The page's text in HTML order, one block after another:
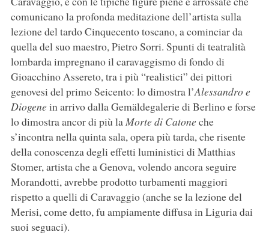
comunicano la profonda meditazione dell’artista sulla
lezione del tardo Cinquecento toscano, a cominciar da
quella del suo maestro, Pietro Sorri. Spunti di teatralità
lombarda impregnano il caravaggismo di fondo di
Gioacchino Assereto, tra i più “realistici” dei pittori
genovesi del primo Seicento: lo dimostra l’Alessandro e
Diogenein arrivo dalla Gemäldegalerie di Berlino e forse
lo dimostra ancor di più laMorte di Catoneche
s’incontra nella quinta sala, opera più tarda, che risente
della conoscenza degli effetti luministici di Matthias
Stomer, artista che a Genova, volendo ancora seguire
Morandotti, avrebbe prodotto turbamenti maggiori
rispetto a quelli di Caravaggio (anche se la lezione del
Merisi, come detto, fu ampiamente diffusa in Liguria dai
suoi seguaci).